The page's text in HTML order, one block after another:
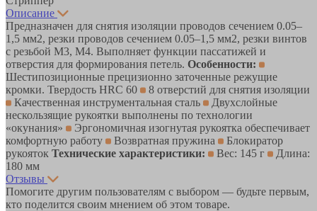
Описание
Предназначен для снятия изоляции проводов сечением 0.05–
1,5 мм2, резки проводов сечением 0.05–1,5 мм2, резки винтов
с резьбой М3, М4. Выполняет функции пассатижей и
отверстия для формирования петель. Особенности:
Шестипозиционные прецизионно заточенные режущие
кромки. Твердость HRC 60
8 отверстий для снятия изоляции
Качественная инструментальная сталь
Двухслойные
нескользящие рукоятки выполнены по технологии
«окунания»
Эргономичная изогнутая рукоятка обеспечивает
комфортную работу
Возвратная пружина
Блокиратор
рукояток Технические характеристики: Вес: 145 г
Длина:
180 мм
Отзывы
Помогите другим пользователям с выбором — будьте первым,
кто поделится своим мнением об этом товаре.